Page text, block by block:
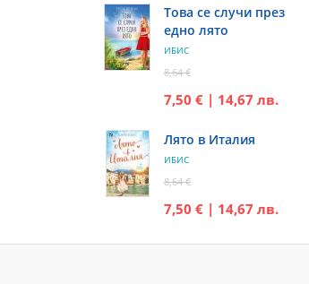
Това се случи през
едно лято
ИБИС
8,64 €
7,50 € | 14,67 лв.
Лято в Италия
ИБИС
8,64 €
7,50 € | 14,67 лв.